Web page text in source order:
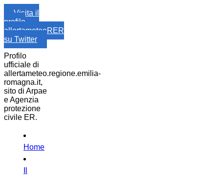
Visita il
profilo
allertameteoRER
su Twitter
Profilo
ufficiale di
allertameteo.regione.emilia-
romagna.it,
sito di Arpae
e Agenzia
protezione
civile ER.
Home